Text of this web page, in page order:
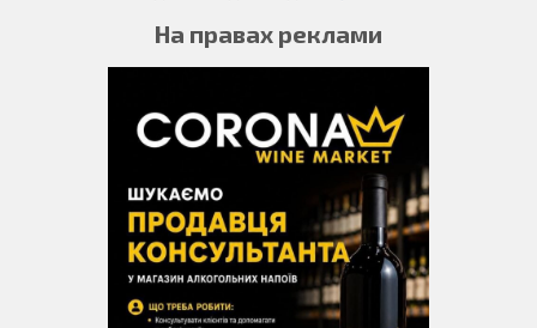
На правах реклами